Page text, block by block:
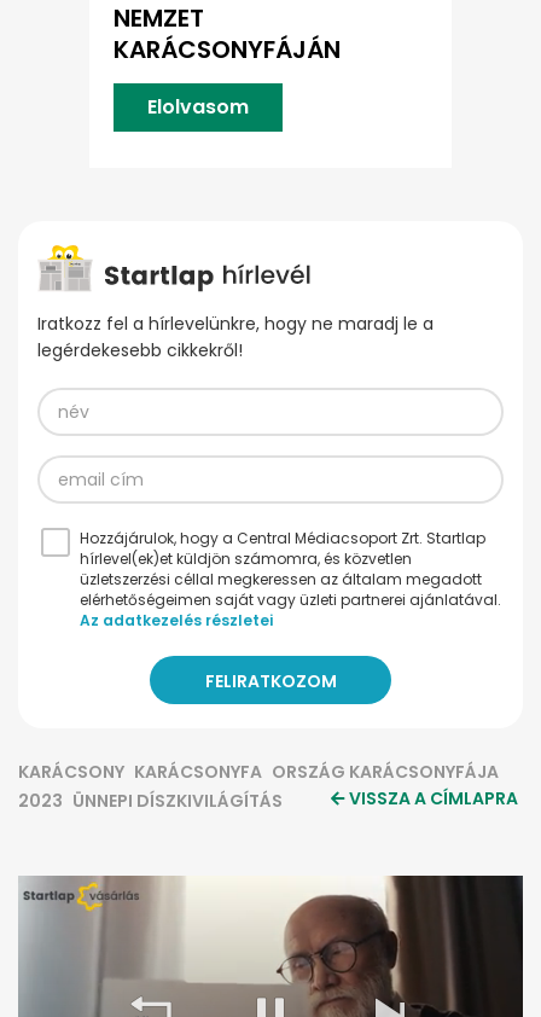
NEMZET
KARÁCSONYFÁJÁN
Elolvasom
Iratkozz fel a hírlevelünkre, hogy ne maradj le a
legérdekesebb cikkekről!
Hozzájárulok, hogy a Central Médiacsoport Zrt. Startlap
hírlevel(ek)et küldjön számomra, és közvetlen
üzletszerzési céllal megkeressen az általam megadott
elérhetőségeimen saját vagy üzleti partnerei ajánlatával.
Az adatkezelés részletei
KARÁCSONY KARÁCSONYFA ORSZÁG KARÁCSONYFÁJA
2023 ÜNNEPI DÍSZKIVILÁGÍTÁS VISSZA A CÍMLAPRA